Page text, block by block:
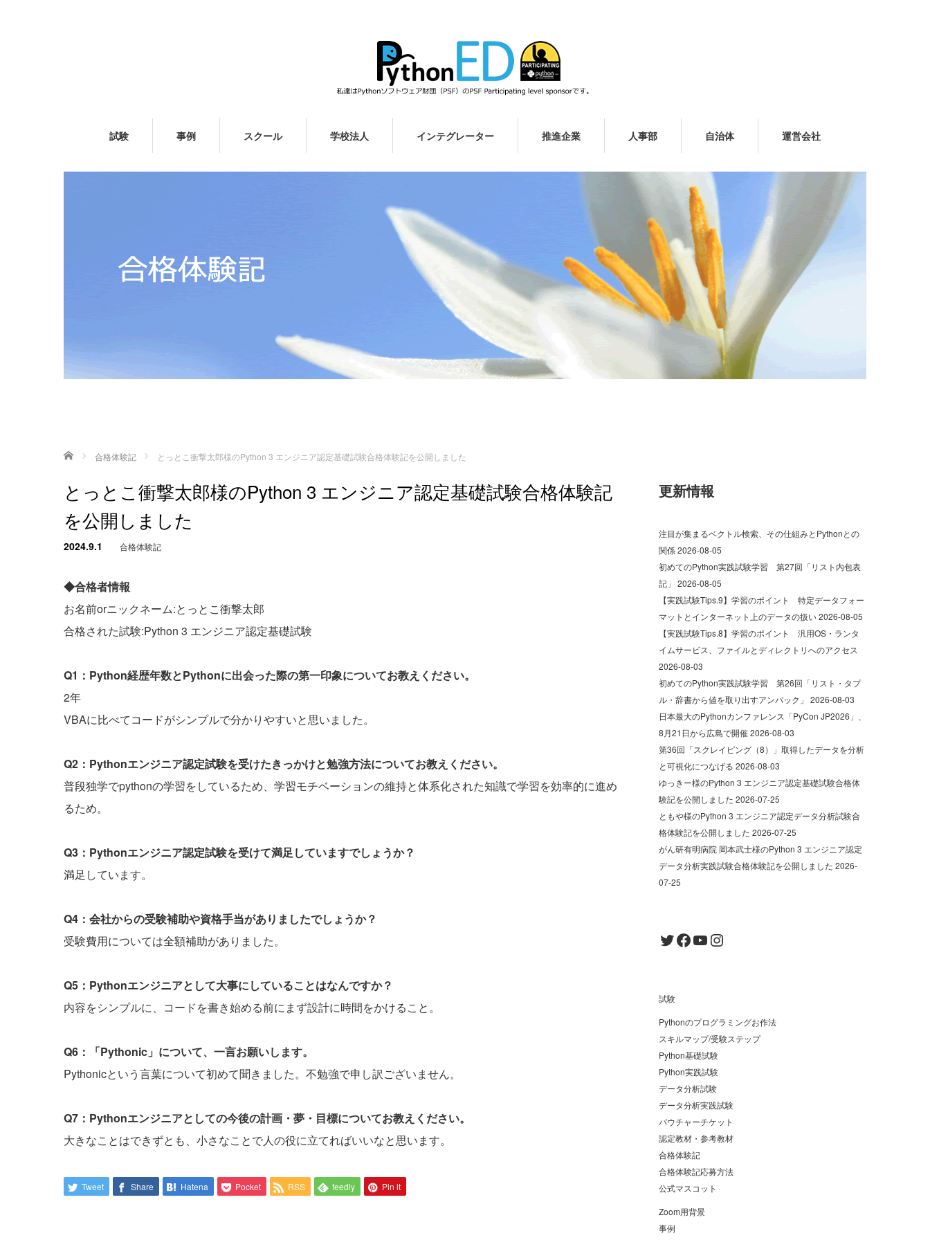
試験 事例 スクール 学校法人 インテグレーター 推進企業 人事部 自治体 運営会社
ホーム 合格体験記 とっとこ衝撃太郎様のPython 3 エンジニア認定基礎試験合格体験記を公開しました
とっとこ衝撃太郎様のPython 3 エンジニア認定基礎試験合格体験記
を公開しました
2024.9.1 合格体験記
◆合格者情報
お名前orニックネーム:とっとこ衝撃太郎
合格された試験:Python 3 エンジニア認定基礎試験
Q1：Python経歴年数とPythonに出会った際の第一印象についてお教えください。
2年
VBAに比べてコードがシンプルで分かりやすいと思いました。
Q2：Pythonエンジニア認定試験を受けたきっかけと勉強方法についてお教えください。
普段独学でpythonの学習をしているため、学習モチベーションの維持と体系化された知識で学習を効率的に進め
るため。
Q3：Pythonエンジニア認定試験を受けて満足していますでしょうか？
満足しています。
Q4：会社からの受験補助や資格手当がありましたでしょうか？
受験費用については全額補助がありました。
Q5：Pythonエンジニアとして大事にしていることはなんですか？
内容をシンプルに、コードを書き始める前にまず設計に時間をかけること。
Q6：「Pythonic」について、一言お願いします。
Pythonicという言葉について初めて聞きました。不勉強で申し訳ございません。
Q7：Pythonエンジニアとしての今後の計画・夢・目標についてお教えください。
大きなことはできずとも、小さなことで人の役に立てればいいなと思います。
Tweet Share Hatena Pocket RSS feedly Pin it
更新情報
注目が集まるベクトル検索、その仕組みとPythonとの
関係2026-08-05
初めてのPython実践試験学習 第27回「リスト内包表
記」 2026-08-05
【実践試験Tips.9】学習のポイント 特定データフォー
マットとインターネット上のデータの扱い2026-08-05
【実践試験Tips.8】学習のポイント 汎用OS・ランタ
イムサービス、ファイルとディレクトリへのアクセス
2026-08-03
初めてのPython実践試験学習 第26回「リスト・タプ
ル・辞書から値を取り出すアンパック」 2026-08-03
日本最大のPythonカンファレンス「PyCon JP2026」、
8月21日から広島で開催2026-08-03
第36回「スクレイピング（8）」取得したデータを分析
と可視化につなげる 2026-08-03
ゆっきー様のPython 3 エンジニア認定基礎試験合格体
験記を公開しました 2026-07-25
ともや様のPython 3 エンジニア認定データ分析試験合
格体験記を公開しました 2026-07-25
がん研有明病院 岡本武士様のPython 3 エンジニア認定
データ分析実践試験合格体験記を公開しました 2026-
07-25
Twitter
Facebook
YouTube
Instagram
試験
Pythonのプログラミングお作法
スキルマップ/受験ステップ
Python基礎試験
Python実践試験
データ分析試験
データ分析実践試験
バウチャーチケット
認定教材・参考教材
合格体験記
合格体験記応募方法
公式マスコット
Zoom用背景
事例